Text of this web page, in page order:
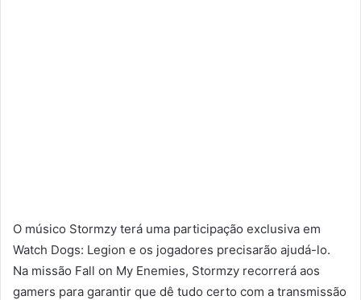
O músico Stormzy terá uma participação exclusiva em
Watch Dogs: Legion e os jogadores precisarão ajudá-lo.
Na missão Fall on My Enemies, Stormzy recorrerá aos
gamers para garantir que dê tudo certo com a transmissão